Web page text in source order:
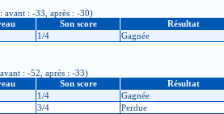
: -33, après : -30)
Son score Résultat
1/4 Gagnée
: -52, après : -33)
Son score Résultat
1/4 Gagnée
3/4 Perdue